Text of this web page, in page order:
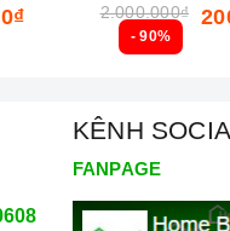
- 90%
2.000.000₫
KÊNH
FANPAGE